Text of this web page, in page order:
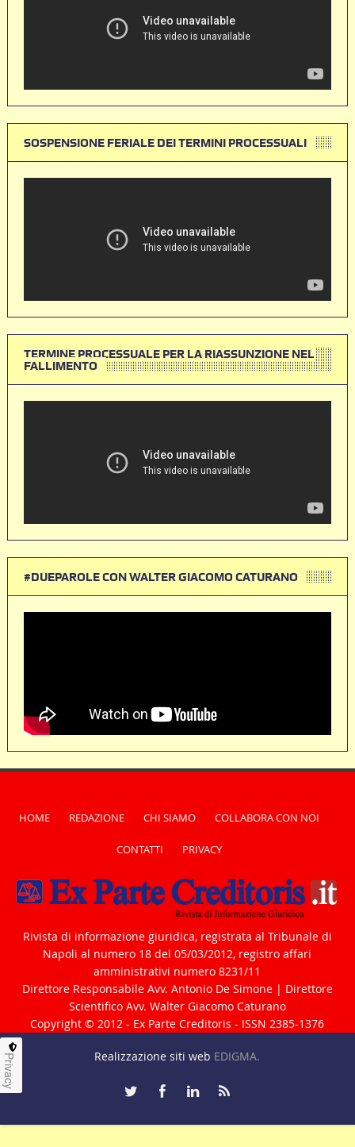
SOSPENSIONE FERIALE DEI TERMINI PROCESSUALI
TERMINE PROCESSUALE PER LA RIASSUNZIONE NEL
FALLIMENTO
#DUEPAROLE CON WALTER GIACOMO CATURANO
HOME REDAZIONE CHI SIAMO COLLABORA CON NOI
CONTATTI PRIVACY
Rivista di informazione giuridica, registrata al Tribunale di
Napoli al numero 18 del 05/03/2012, registro affari
amministrativi numero 8231/11
Direttore Responsabile Avv. Antonio De Simone | Direttore
Scientifico Avv. Walter Giacomo Caturano
Copyright © 2012 - Ex Parte Creditoris - ISSN 2385-1376
Realizzazione siti web EDIGMA.
Privacy